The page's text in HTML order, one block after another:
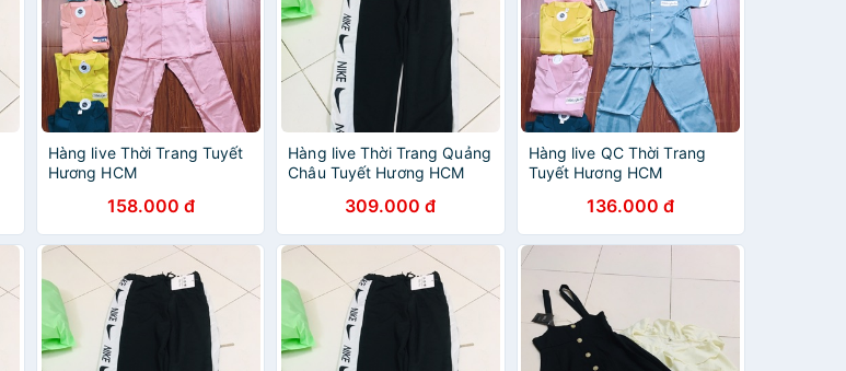
Hàng live Thời Trang Tuyết
Hương HCM
158.000 đ
Hàng live Thời Trang Quảng
Châu Tuyết Hương HCM
309.000 đ
Hàng live QC Thời Trang
Tuyết Hương HCM
136.000 đ